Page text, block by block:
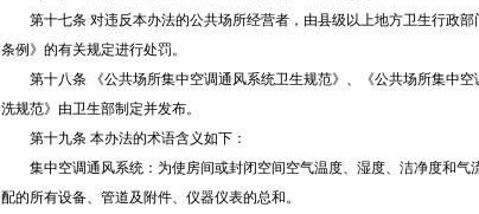
第十七条 对违反本办法的公共场所经营者，由县级以上地方卫生行政
条例》的有关规定进行处罚。
第十八条
《公共场所集中空调通风系统卫生规范》、《公共场所集中
洗规范》由卫生部制定并发布。
第十九条 本办法的术语含义如下：
集中空调通风系统：为使房间或封闭空间空气温度、湿度、洁净度和气
配的所有设备、管道及附件、仪器仪表的总和。